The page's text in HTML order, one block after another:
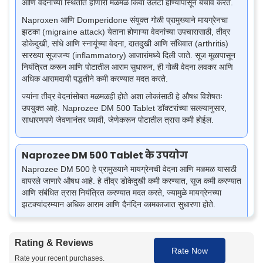
आणि वेदनांच्या स्थितीत होणारी मळमळ किंवा उलटी होण्यापासून बचाव करते.
Naproxen आणि Domperidone संयुक्‍त गोळी प्रामुख्याने मायग्रेनचा
झटका (migraine attack) येताना होणाऱ्या वेदनांच्या उपचारासाठी, तीव्र
डोकेदुखी, सांधे आणि स्नायूंच्या वेदना, दातदुखी आणि संधिवात (arthritis)
सारख्या सूजजन्य (inflammatory) आजारांमध्ये दिली जाते. सूज मूळापासून
नियंत्रित करून आणि पोटातील आराम सुधारून, ही गोळी वेदना लवकर आणि
अधिक आरामदायी पद्धतीने कमी करण्यात मदत करते.
ज्यांना तीव्र वेदनांसोबत मळमळही होते अशा लोकांसाठी हे औषध विशेषतः
उपयुक्त आहे. Naprozee DM 500 Tablet डॉक्टरांच्या सल्ल्यानुसार,
साधारणपणे जेवणानंतर घ्यावी, जेणेकरून पोटातील त्रास कमी होईल.
Naprozee DM 500 Tablet के उपयोग
Naprozee DM 500 हे प्रामुख्याने मायग्रेनची वेदना आणि मळमळ यासाठी
वापरले जाणारे औषध आहे. हे तीव्र डोकेदुखी कमी करण्यात, सूज कमी करण्यात
आणि संबंधित त्रास नियंत्रित करण्यात मदत करते, ज्यामुळे मायग्रेनच्या
झटक्यांदरम्यान अधिक आराम आणि दैनंदिन कामकाजात सुधारणा होते.
मायग्रेनशी संबंधित डोकेदुखी, वेदना आणि अशा स्थितींमुळे होणारा एकूण
मायग्रेनच्या झटक्यांदरम्यान होणारी मळमळ आणि उलटी नियंत्रित करण्यात
मदत करते.
Rating & Reviews
Rate your recent purchases.
Rate Now